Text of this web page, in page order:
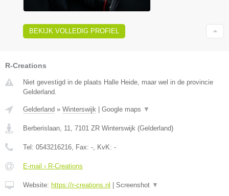
BEKIJK VOLLEDIG PROFIEL
R-Creations
Niet gevestigd in de plaats Halle Heide, maar wel in de provincie
Gelderland.
Gelderland » Winterswijk | Google maps ▼
Berberislaan, 11 7101 ZR Winterswijk (Gelderland)
Tel: 0543216216 , Fax: - , KvK: -
E-mail › R-Creations
Website: https://r-creations.nl | Screenshot ▼